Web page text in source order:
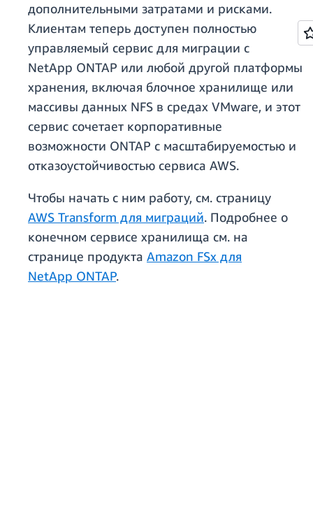
дополнительными затратами и рисками.
Клиентам теперь доступен полностью
управляемый сервис для миграции с
NetApp ONTAP или любой другой платформы
хранения, включая блочное хранилище или
массивы данных NFS в средах VMware, и этот
сервис сочетает корпоративные
возможности ONTAP с масштабируемостью и
отказоустойчивостью сервиса AWS.
Чтобы начать с ним работу, см. страницу
AWS Transform для миграций. Подробнее о
конечном сервисе хранилища см. на
странице продукта Amazon FSx для
NetApp ONTAP.